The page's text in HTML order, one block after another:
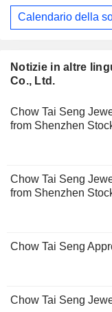
Notizie in altre
Co., Ltd.
Chow Tai Seng
from Shenzhen
Chow Tai Seng
from Shenzhen
Chow Tai Seng
Chow Tai Seng
Calendario della